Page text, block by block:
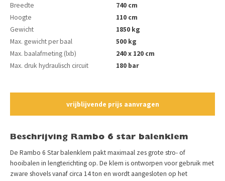
Breedte
740 cm
Hoogte
110 cm
Gewicht
1850 kg
Max. gewicht per baal
500 kg
Max. baalafmeting (lxb)
240 x 120 cm
Max. druk hydraulisch circuit
180 bar
vrijblijvende prijs aanvragen
Beschrijving Rambo 6 star balenklem
De Rambo 6 Star balenklem pakt maximaal zes grote stro- of
hooibalen in lengterichting op. De klem is ontworpen voor gebruik met
zware shovels vanaf circa 14 ton en wordt aangesloten op het